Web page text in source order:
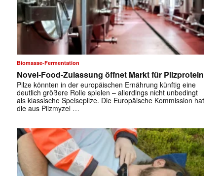
Biomasse-Fermentation
Novel-Food-Zulassung öffnet Markt für Pilzprotein
Pilze könnten in der europäischen Ernährung künftig eine
deutlich größere Rolle spielen – allerdings nicht unbedingt
als klassische Speisepilze. Die Europäische Kommission hat
die aus Pilzmyzel …